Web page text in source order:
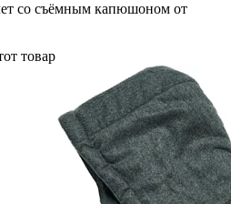
со съёмным капюшоном от
товар